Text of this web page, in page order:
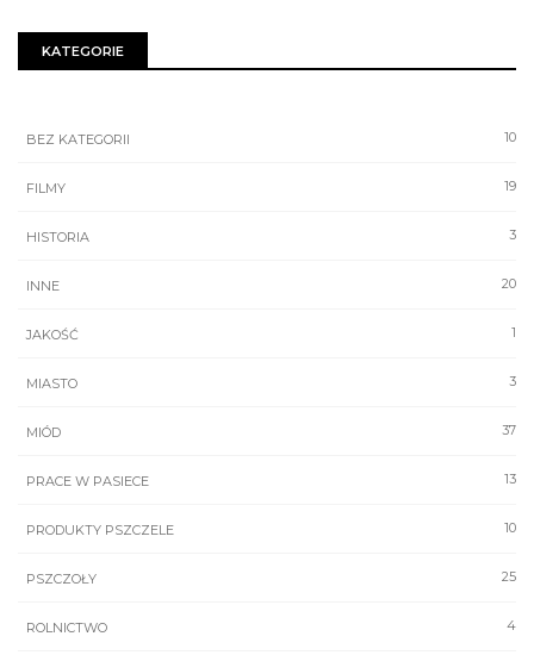
KATEGORIE
10
BEZ KATEGORII
19
FILMY
3
HISTORIA
20
INNE
1
JAKOŚĆ
3
MIASTO
37
MIÓD
13
PRACE W PASIECE
10
PRODUKTY PSZCZELE
25
PSZCZOŁY
4
ROLNICTWO